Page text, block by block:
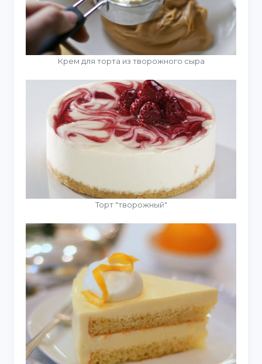
Крем для торта из творожного сыра
Торт "творожный"